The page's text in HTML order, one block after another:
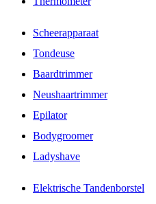
Scheerapparaat
Tondeuse
Baardtrimmer
Neushaartrimmer
Epilator
Bodygroomer
Ladyshave
Elektrische Tandenborstel